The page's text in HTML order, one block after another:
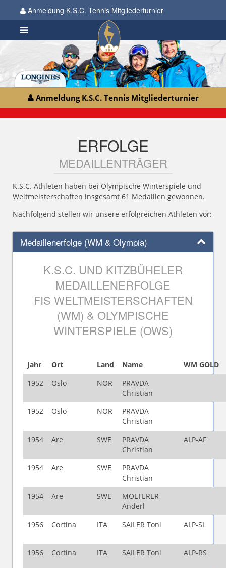
Anmeldung K.S.C. Tennis Mitgliederturnier
Anmeldung K.S.C. Tennis Mitgliederturnier
ERFOLGE
MEDAILLENTRÄGER
K.S.C. Athleten haben bei Olympische Winterspiele und
Weltmeisterschaften insgesamt 61 Medaillen gewonnen.
Nachfolgend stellen wir unsere erfolgreichen Athleten vor:
Medaillenerfolge (WM & Olympia)
K.S.C. UND KITZBÜHELER
MEDAILLENERFOLGE
FIS WELTMEISTERSCHAFTEN
(WM) & OLYMPISCHE
WINTERSPIELE (OWS)
Jahr Ort Land Name
WM GOLD
1952
Oslo NOR
PRAVDA
Christian
1952
Oslo NOR
PRAVDA
Christian
1954
Are SWE
PRAVDA
Christian
ALP-AF
1954 Are SWE
PRAVDA
Christian
1954
Are SWE
MOLTERER
Anderl
1956
Cortina ITA SAILER Toni ALP-SL
1956 Cortina ITA SAILER Toni ALP-RS